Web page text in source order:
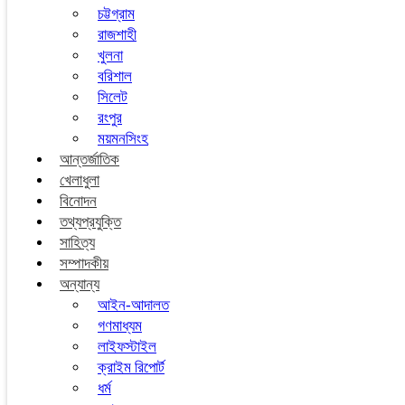
চট্টগ্রাম
রাজশাহী
খুলনা
বরিশাল
সিলেট
রংপুর
ময়মনসিংহ
আন্তর্জাতিক
খেলাধুলা
বিনোদন
তথ্যপ্রযুক্তি
সাহিত্য
সম্পাদকীয়
অন্যান্য
আইন-আদালত
গণমাধ্যম
লাইফস্টাইল
ক্রাইম রিপোর্ট
ধর্ম